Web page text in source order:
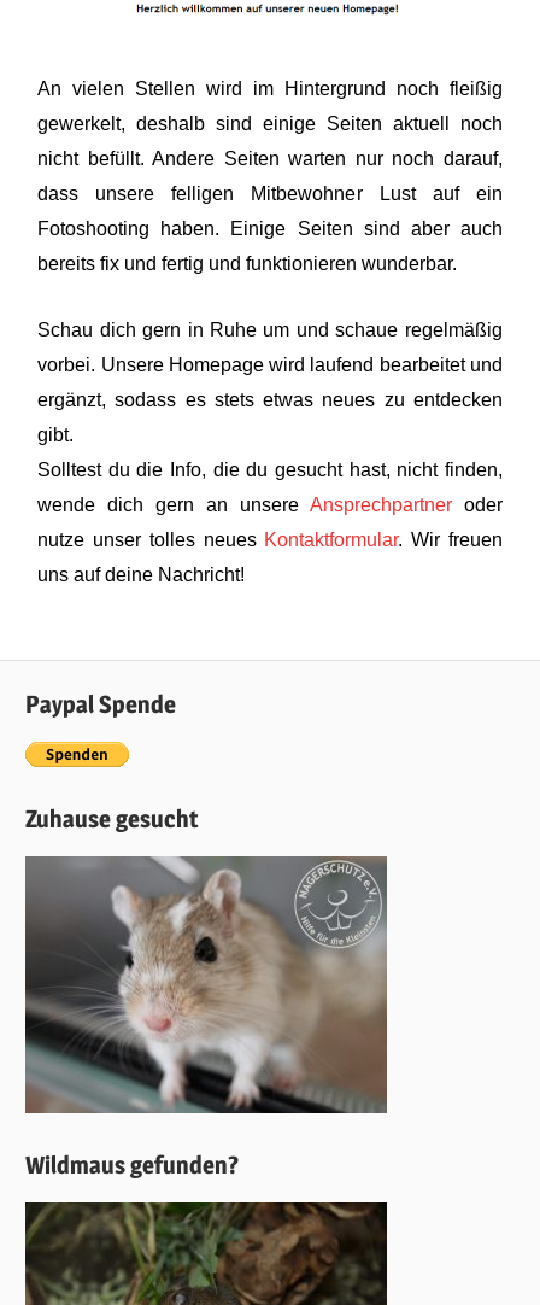
An vielen Stellen wird im Hintergrund noch fleißig
gewerkelt, deshalb sind einige Seiten aktuell noch
nicht befüllt. Andere Seiten warten nur noch darauf,
dass unsere felligen Mitbewohner Lust auf ein
Fotoshooting haben. Einige Seiten sind aber auch
bereits fix und fertig und funktionieren wunderbar.
Schau dich gern in Ruhe um und schaue regelmäßig
vorbei. Unsere Homepage wird laufend bearbeitet und
ergänzt, sodass es stets etwas neues zu entdecken
gibt.
Solltest du die Info, die du gesucht hast, nicht finden,
wende dich gern an unsere Ansprechpartner oder
nutze unser tolles neues Kontaktformular. Wir freuen
uns auf deine Nachricht!
Paypal Spende
Zuhause gesucht
Wildmaus gefunden?